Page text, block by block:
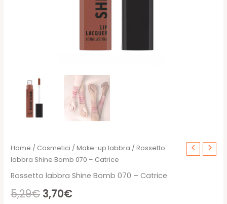
Home / Cosmetici /Make-up labbra / Rossetto
labbra Shine Bomb 070 – Catrice
Rossetto labbra Shine Bomb 070 – Catrice
5,29€ Il
3,70€Il